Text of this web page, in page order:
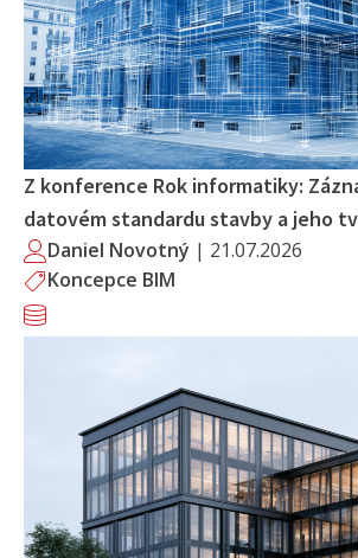
Z konference Rok informatiky:
datovém standardu stavby a jeho
Daniel Novotný | 21.07.2026
Koncepce BIM